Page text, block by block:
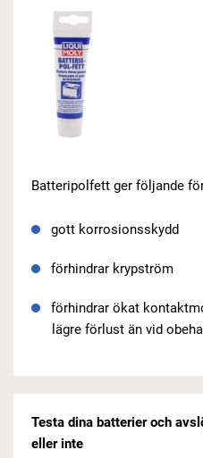
Batteripolfett ger följande
gott korrosionsskydd
förhindrar krypström
förhindrar ökat
lägre förlust än vid
Testa dina batterier och
eller inte